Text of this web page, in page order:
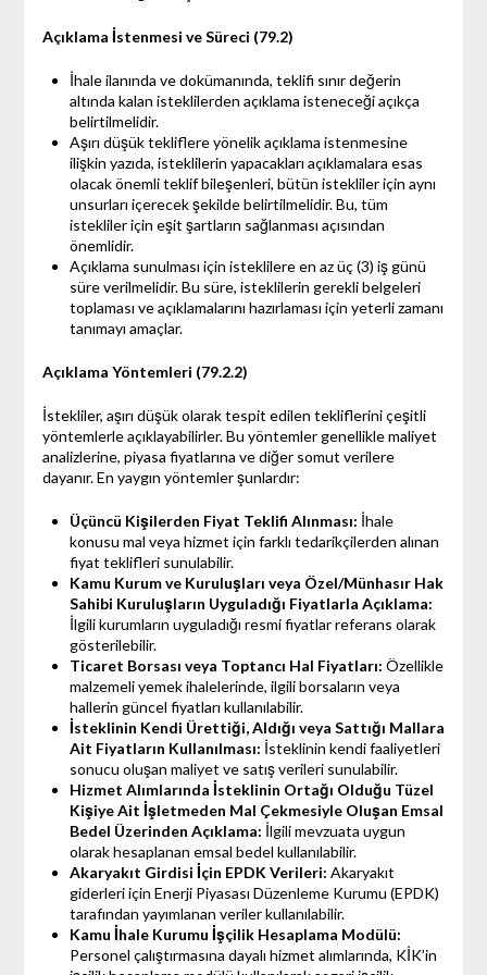
Açıklama İstenmesi ve Süreci (79.2)
İhale ilanında ve dokümanında, teklifi sınır değerin
altında kalan isteklilerden açıklama isteneceği açıkça
belirtilmelidir.
Aşırı düşük tekliflere yönelik açıklama istenmesine
ilişkin yazıda, isteklilerin yapacakları açıklamalara esas
olacak önemli teklif bileşenleri, bütün istekliler için aynı
unsurları içerecek şekilde belirtilmelidir. Bu, tüm
istekliler için eşit şartların sağlanması açısından
önemlidir.
Açıklama sunulması için isteklilere en az üç (3) iş günü
süre verilmelidir. Bu süre, isteklilerin gerekli belgeleri
toplaması ve açıklamalarını hazırlaması için yeterli zamanı
tanımayı amaçlar.
Açıklama Yöntemleri (79.2.2)
İstekliler, aşırı düşük olarak tespit edilen tekliflerini çeşitli
yöntemlerle açıklayabilirler. Bu yöntemler genellikle maliyet
analizlerine, piyasa fiyatlarına ve diğer somut verilere
dayanır. En yaygın yöntemler şunlardır:
Üçüncü Kişilerden Fiyat Teklifi Alınması: İhale
konusu mal veya hizmet için farklı tedarikçilerden alınan
fiyat teklifleri sunulabilir.
Kamu Kurum ve Kuruluşları veya Özel/Münhasır Hak
Sahibi Kuruluşların Uyguladığı Fiyatlarla Açıklama:
İlgili kurumların uyguladığı resmi fiyatlar referans olarak
gösterilebilir.
Ticaret Borsası veya Toptancı Hal Fiyatları: Özellikle
malzemeli yemek ihalelerinde, ilgili borsaların veya
hallerin güncel fiyatları kullanılabilir.
İsteklinin Kendi Ürettiği, Aldığı veya Sattığı Mallara
Ait Fiyatların Kullanılması: İsteklinin kendi faaliyetleri
sonucu oluşan maliyet ve satış verileri sunulabilir.
Hizmet Alımlarında İsteklinin Ortağı Olduğu Tüzel
Kişiye Ait İşletmeden Mal Çekmesiyle Oluşan Emsal
Bedel Üzerinden Açıklama: İlgili mevzuata uygun
olarak hesaplanan emsal bedel kullanılabilir.
Akaryakıt Girdisi İçin EPDK Verileri: Akaryakıt
giderleri için Enerji Piyasası Düzenleme Kurumu (EPDK)
tarafından yayımlanan veriler kullanılabilir.
Kamu İhale Kurumu İşçilik Hesaplama Modülü:
Personel çalıştırmasına dayalı hizmet alımlarında, KİK’in